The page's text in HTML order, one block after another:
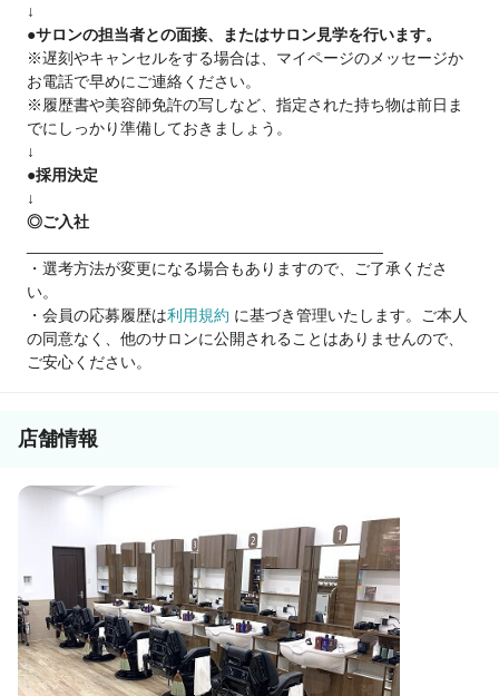
☑ 全国に店舗多数！
ご家族の転勤やライフスタイルの変化にも
柔軟に対応できます。
☑ 働きやすい環境！
シフト制／残業なし／有休／健康診断など、
安心して長く続けられる制度が充実。
【こんな方にぴったり！】
⇒家庭と両立しながら美容師を続けたい方
⇒ブランクがあって復帰に不安を感じている方
⇒安定したサロンで長く働きたい方
✨あなたの“今”の不安も、
希望も面接でぜひ聞かせてください。
↓
●サロンの担当者との面接、またはサロン見学を行います。
※遅刻やキャンセルをする場合は、マイページのメッセージか
お電話で早めにご連絡ください。
※履歴書や美容師免許の写しなど、指定された持ち物は前日ま
でにしっかり準備しておきましょう。
↓
●採用決定
↓
◎ご入社
・選考方法が変更になる場合もありますので、ご了承くださ
い。
・会員の応募履歴は利用規約 に基づき管理いたします。ご本人
の同意なく、他のサロンに公開されることはありませんので、
ご安心ください。
店舗情報